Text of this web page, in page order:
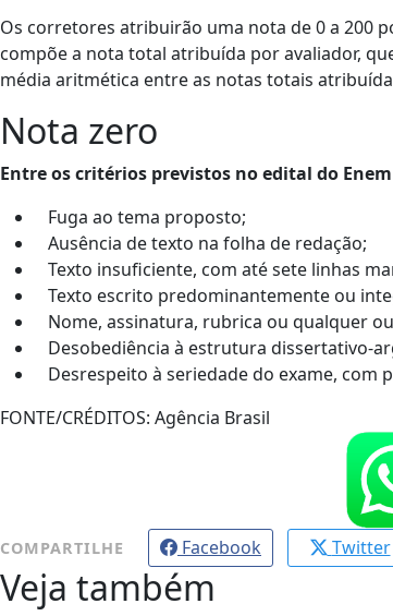
Os corretores atribuirão uma nota de 0 a 200
compõe a nota total atribuída por avaliador,
média aritmética entre as notas totais
Nota zero
Entre os critérios previstos no edital do
Fuga ao tema proposto;
Ausência de texto na folha de redação;
Texto insuficiente, com até sete linhas
Texto escrito predominantemente ou
Nome, assinatura, rubrica ou qualquer
Desobediência à estrutura dissertativo-
Desrespeito à seriedade do exame, com
FONTE/CRÉDITOS: Agência Brasil
COMPARTILHE Facebook Twitter
Veja também